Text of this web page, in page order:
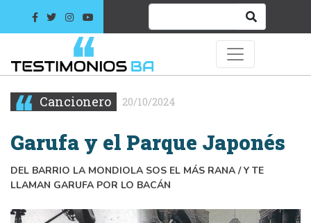
Cancionero 20/10/2024
Garufa y el Parque Japonés
DEL BARRIO LA MONDIOLA SOS EL MÁS RANA / Y TE
LLAMAN GARUFA POR LO BACÁN